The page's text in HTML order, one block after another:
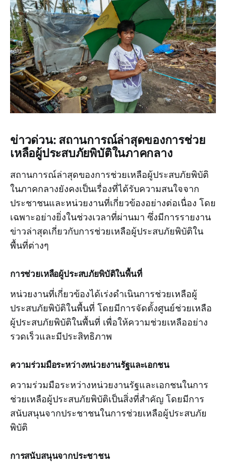
ข่าวด่วน: สถานการณ์ล่าสุดของการช่วย
เหลือผู้ประสบภัยพิบัติในภาคกลาง
สถานการณ์ล่าสุดของการช่วยเหลือผู้ประสบภัยพิบัติ
ในภาคกลางยังคงเป็นเรื่องที่ได้รับความสนใจจาก
ประชาชนและหน่วยงานที่เกี่ยวข้องอย่างต่อเนื่อง โดย
เฉพาะอย่างยิ่งในช่วงเวลาที่ผ่านมา ซึ่งมีการรายงาน
ข่าวล่าสุดเกี่ยวกับการช่วยเหลือผู้ประสบภัยพิบัติใน
พื้นที่ต่างๆ
การช่วยเหลือผู้ประสบภัยพิบัติในพื้นที่
หน่วยงานที่เกี่ยวข้องได้เร่งดำเนินการช่วยเหลือผู้
ประสบภัยพิบัติในพื้นที่ โดยมีการจัดตั้งศูนย์ช่วยเหลือ
ผู้ประสบภัยพิบัติในพื้นที่ เพื่อให้ความช่วยเหลืออย่าง
รวดเร็วและมีประสิทธิภาพ
ความร่วมมือระหว่างหน่วยงานรัฐและเอกชน
ความร่วมมือระหว่างหน่วยงานรัฐและเอกชนในการ
ช่วยเหลือผู้ประสบภัยพิบัติเป็นสิ่งที่สำคัญ โดยมีการ
สนับสนุนจากประชาชนในการช่วยเหลือผู้ประสบภัย
พิบัติ
การสนับสนุนจากประชาชน